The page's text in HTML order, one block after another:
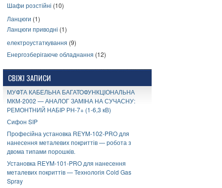
Шафи розстійні (10)
Ланцюги (1)
Ланцюги приводні (1)
електроустаткування (9)
Енергозберігаюче обладнання (12)
СВІЖІ ЗАПИСИ
МУФТА КАБЕЛЬНА БАГАТОФУНКЦІОНАЛЬНА
МКМ-2002 — АНАЛОГ ЗАМІНА НА СУЧАСНУ:
РЕМОНТНИЙ НАБІР РН-7+ (1-6,3 кВ)
Сифон SIP
Професійна установка REYM-102-PRO для
нанесення металевих покриттів — робота з
двома типами порошків.
Установка REYM-101-PRO для нанесення
металевих покриттів — Технологія Cold Gas
Spray